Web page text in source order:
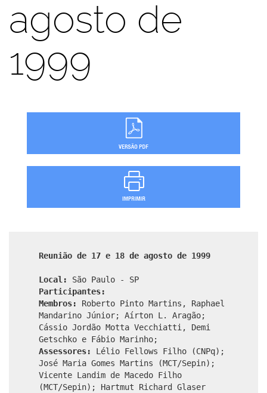
agosto de
1999
Reunião de 17 e 18 de agosto de 1999
Local:
São Paulo - SP
Participantes:
Membros: Roberto Pinto Martins, Raphael
Mandarino Júnior; Aírton L. Aragão;
Cássio Jordão Motta Vecchiatti, Demi
Getschko e Fábio Marinho;
Assessores:
Lélio Fellows Filho (CNPq);
José Maria Gomes Martins (MCT/Sepin);
Vicente Landim de Macedo Filho
(MCT/Sepin); Hartmut Richard Glaser